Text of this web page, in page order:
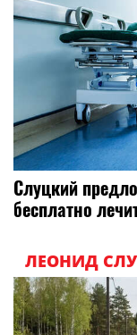
Слуцкий
бесплатно
ЛЕОНИД